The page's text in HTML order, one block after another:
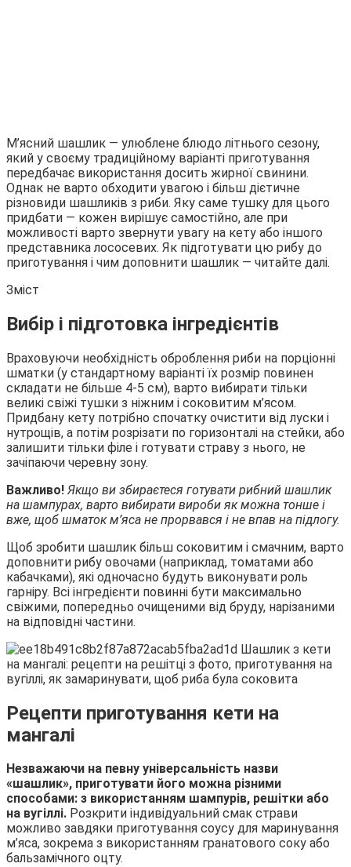
М’ясний шашлик — улюблене блюдо літнього сезону,
який у своєму традиційному варіанті приготування
передбачає використання досить жирної свинини.
Однак не варто обходити увагою і більш дієтичне
різновиди шашликів з риби. Яку саме тушку для цього
придбати — кожен вирішує самостійно, але при
можливості варто звернути увагу на кету або іншого
представника лососевих. Як підготувати цю рибу до
приготування і чим доповнити шашлик — читайте далі.
Зміст
Вибір і підготовка інгредієнтів
Враховуючи необхідність оброблення риби на порціонні
шматки (у стандартному варіанті їх розмір повинен
складати не більше 4-5 см), варто вибирати тільки
великі свіжі тушки з ніжним і соковитим м’ясом.
Придбану кету потрібно спочатку очистити від луски і
нутрощів, а потім розрізати по горизонталі на стейки, або
залишити тільки філе і готувати страву з нього, не
зачіпаючи черевну зону.
Важливо! Якщо ви збираєтеся готувати рибний шашлик
на шампурах, варто вибирати вироби як можна тонше і
вже, щоб шматок м’яса не прорвався і не впав на підлогу.
Щоб зробити шашлик більш соковитим і смачним, варто
доповнити рибу овочами (наприклад, томатами або
кабачками), які одночасно будуть виконувати роль
гарніру. Всі інгредієнти повинні бути максимально
свіжими, попередньо очищеними від бруду, нарізаними
на відповідні частини.
Рецепти приготування кети на
мангалі
Незважаючи на певну універсальність назви
«шашлик», приготувати його можна різними
способами: з використанням шампурів, решітки або
на вугіллі. Розкрити індивідуальний смак страви
можливо завдяки приготування соусу для маринування
м’яса, зокрема з використанням гранатового соку або
бальзамічного оцту.